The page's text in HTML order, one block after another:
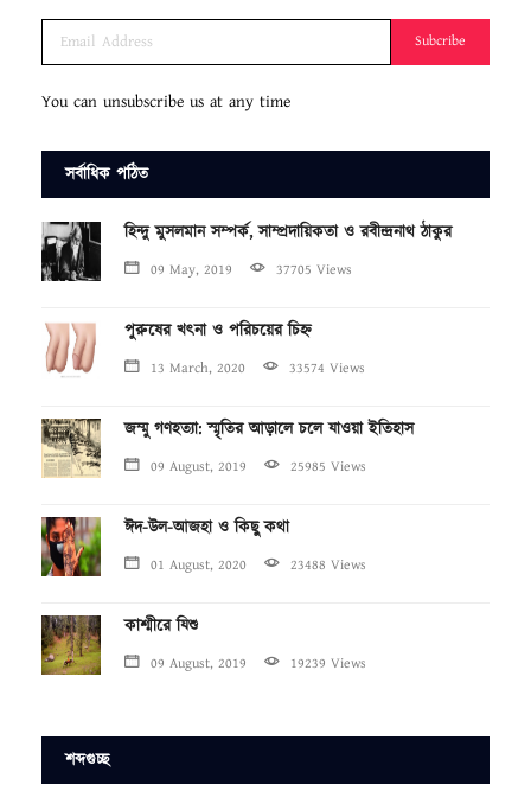
Subcribe
You can unsubscribe us at any time
সর্বাধিক পঠিত
হিন্দু মুসলমান সম্পর্ক, সাম্প্রদায়িকতা ও রবীন্দ্রনাথ ঠাকুর
09 May, 2019 37705 Views
পুরুষের খৎনা ও পরিচয়ের চিহ্ন
13 March, 2020 33574 Views
জম্মু গণহত্যা: স্মৃতির আড়ালে চলে যাওয়া ইতিহাস
09 August, 2019 25985 Views
ঈদ-উল-আজহা ও কিছু কথা
01 August, 2020 23488 Views
কাশ্মীরে যিশু
09 August, 2019 19239 Views
শব্দগুচ্ছ